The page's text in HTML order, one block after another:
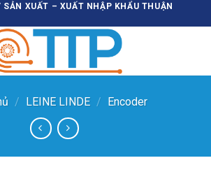
XUẤT – XUẤT NHẬP KHẨU THUẬN
/ LEINE LINDE / Encoder